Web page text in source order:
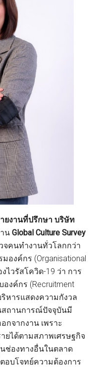
ยงานที่ปรึกษา บริษัท
น Global Culture Survey
จคนทำงานทั่วโลกกว่า
องค์กร (Organisational
ไวรัสโควิด-19 ว่า การ
งค์กร (Recruitment
หารแสดงความกังวล
สถานการณ์ปัจจุบันมี
จากงาน เพราะ
ยได้ตามสภาพเศรษฐกิจ
ช่องทางอื่นในตลาด
อบโจทย์ความต้องการ